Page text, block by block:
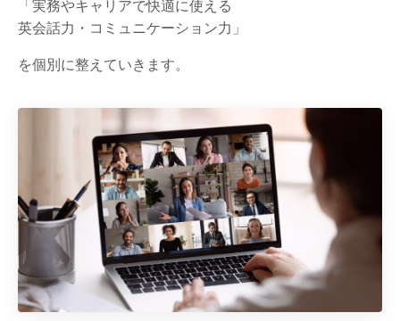
「実務やキャリアで快適に使える
英会話力・コミュニケーション力」
を個別に整えていきます。